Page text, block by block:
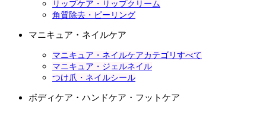
リップケア・リップクリーム
角質除去・ピーリング
マニキュア・ネイルケア
マニキュア・ネイルケアカテゴリすべて
マニキュア・ジェルネイル
つけ爪・ネイルシール
ボディケア・ハンドケア・フットケア